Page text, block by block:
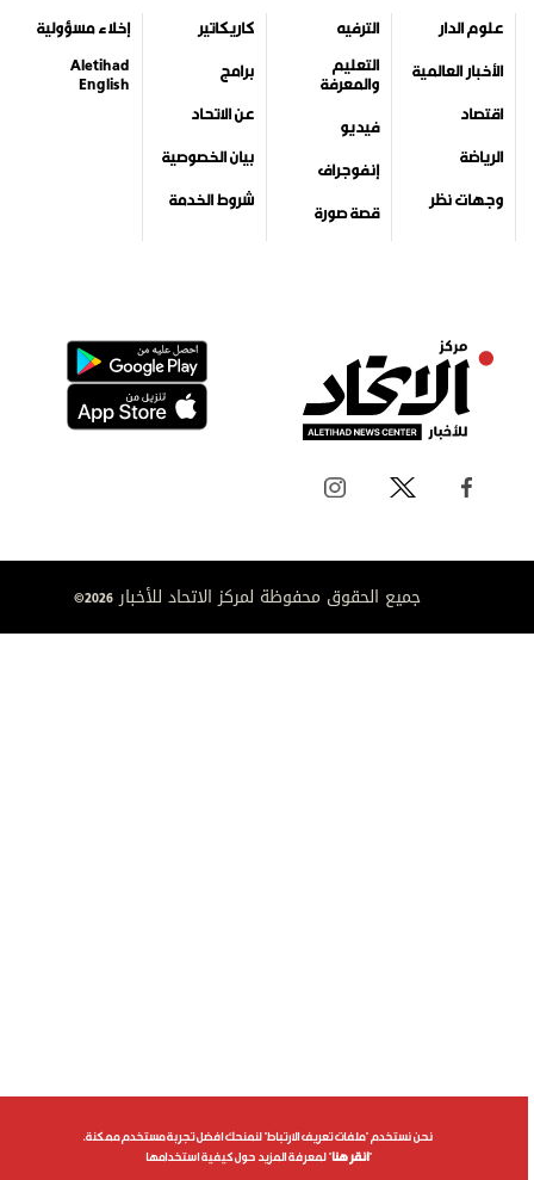
علوم الدار
الأخبار العالمية
اقتصاد
الرياضة
وجهات نظر
الترفيه
التعليم
والمعرفة
فيديو
إنفوجراف
قصة صورة
كاريكاتير
برامج
عن الاتحاد
بيان الخصوصية
شروط الخدمة
إخلاء مسؤولية
Aletihad
English
جميع الحقوق محفوظة لمركز الاتحاد للأخبار 2026©
نحن نستخدم "ملفات تعريف الارتباط" لنمنحك افضل تجربة مستخدم ممكنة.
انقر هنا" لمعرفة المزيد حول كيفية استخدامها